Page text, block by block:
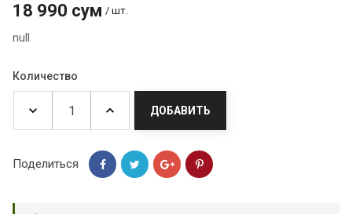
18 990 сум / шт.
null
Количество
ДОБАВИТЬ
Поделиться